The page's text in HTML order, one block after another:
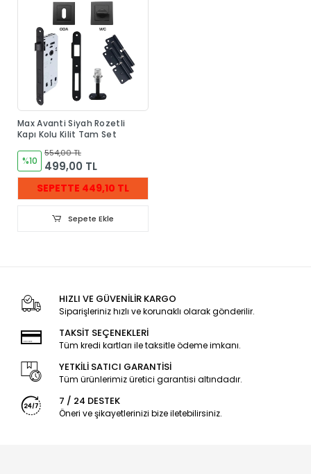
Max Avanti Siyah Rozetli
Kapı Kolu Kilit Tam Set
%10
554,00 TL
499,00 TL
SEPETTE 449,10 TL
Sepete Ekle
HIZLI VE GÜVENİLİR KARGO
Siparişleriniz hızlı ve korunaklı olarak gönderilir.
TAKSİT SEÇENEKLERİ
Tüm kredi kartları ile taksitle ödeme imkanı.
YETKİLİ SATICI GARANTİSİ
Tüm ürünlerimiz üretici garantisi altındadır.
7 / 24 DESTEK
Öneri ve şikayetlerinizi bize iletebilirsiniz.